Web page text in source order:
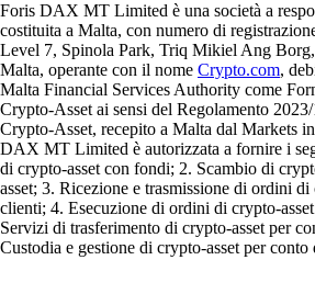
Foris DAX MT Limited è una società a
costituita a Malta, con numero di
Level 7, Spinola Park, Triq Mikiel Ang
Malta, operante con il nome Crypto.com,
Malta Financial Services Authority come
Crypto-Asset ai sensi del Regolamento
Crypto-Asset, recepito a Malta dal Markets
DAX MT Limited è autorizzata a fornire i
di crypto-asset con fondi; 2. Scambio di
asset; 3. Ricezione e trasmissione di ordini
clienti; 4. Esecuzione di ordini di crypto-
Servizi di trasferimento di crypto-asset per
Custodia e gestione di crypto-asset per conto